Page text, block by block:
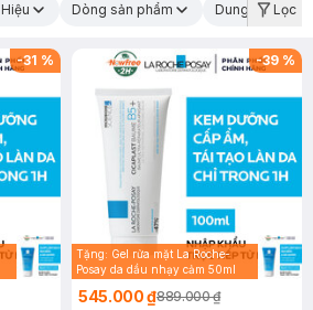
Dòng sản phẩm Dung tíchLọc
-31 % -39 %
Tặng: Gel rửa mặt La Roche-
Posay da dầu nhạy cảm 50ml
545.000 ₫889.000 ₫